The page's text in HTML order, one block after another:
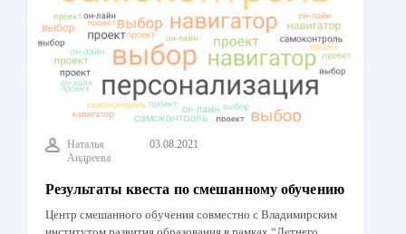
Наталья
Андреева
03.08.2021
Результаты квеста по смешанному обучению
Центр смешанного обучения совместно с Владимирским